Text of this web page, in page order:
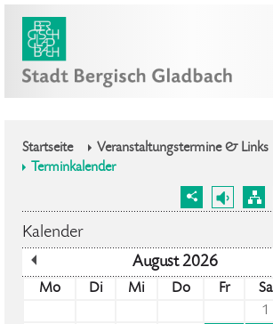
Startseite
Veranstaltungstermine & Links
Terminkalender
Kalender
August 2026
Mo Di Mi Do Fr Sa
1